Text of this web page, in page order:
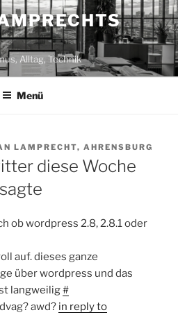
Alltag, Technik
Menü
LAMPRECHT, AHRENSBURG
diese Woche
ob wordpress 2.8, 2.8.1 oder
auf. dieses ganze
über wordpress und das
langweilig#
awd? in reply to